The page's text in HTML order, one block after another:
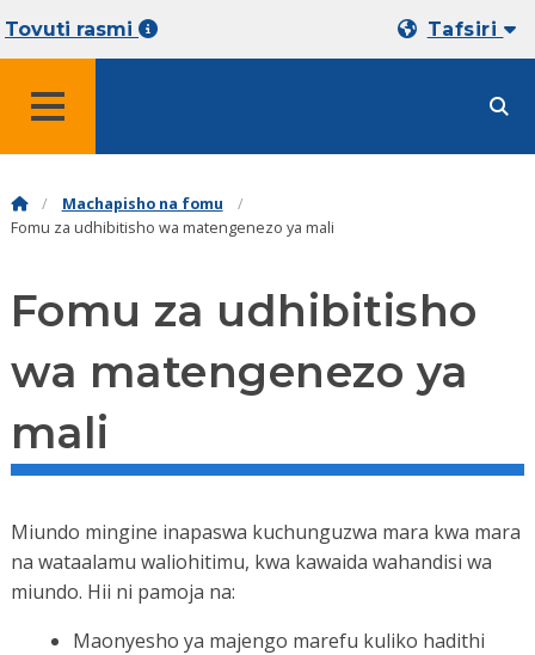
Tovuti rasmi Tafsiri
Machapisho na fomu
Fomu za udhibitisho wa matengenezo ya mali
Fomu za udhibitisho
wa matengenezo ya
mali
Miundo mingine inapaswa kuchunguzwa mara kwa mara
na wataalamu waliohitimu, kwa kawaida wahandisi wa
miundo. Hii ni pamoja na:
Maonyesho ya majengo marefu kuliko hadithi